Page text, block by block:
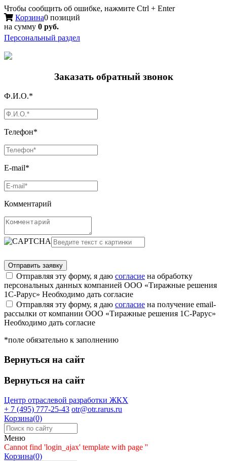
Чтобы сообщить об ошибке, нажмите Ctrl + Enter
Корзина0 позиций
на сумму 0 руб.
Персональный раздел
Заказать обратный звонок
Ф.И.О.*
Телефон*
E-mail*
Комментарий
Отправляя эту форму, я даю согласие на обработку
персональных данных компанией ООО «Тиражные решения
1С-Рарус» Необходимо дать согласие
Отправляя эту форму, я даю согласие на получение email-
рассылки от компании ООО «Тиражные решения 1С-Рарус»
Необходимо дать согласие
*поле обязательно к заполнению
Вернуться на сайт
Вернуться на сайт
Центр отраслевой разработки ЖКХ
+ 7 (495) 777-25-43 otr@otr.rarus.ru
Корзина(0)
Меню
Cannot find 'login_ajax' template with page ''
Корзина(0)